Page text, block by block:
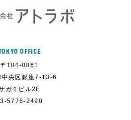
OFFICE
〒104-0061
中央区銀座7-13-6
ガミビル2F
5776-2490